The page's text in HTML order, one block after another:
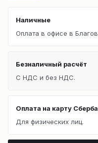
Наличные
Оплата в офисе в
Безналичный расчёт
С НДС и без НДС.
Оплата на карту
Для физических лиц.